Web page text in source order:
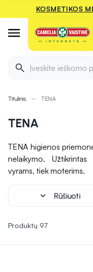
KOSMETIKOS
Įveskite ieškomo
Titulinis TENA
TENA
TENA higienos
nelaikymo.
vyrams, tiek moterims.
expand_more Rūšiuoti
Produktų 97